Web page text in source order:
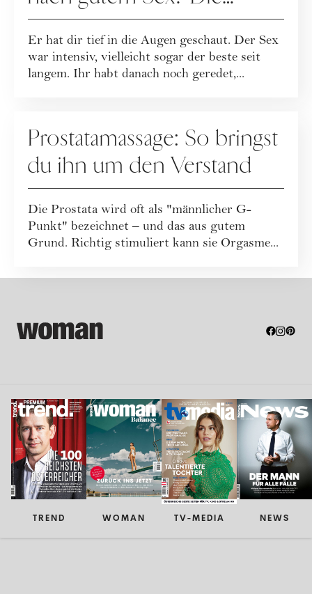
Wahrheit, die wehtut
Er hat dir tief in die Augen geschaut. Der Sex
war intensiv, vielleicht sogar der beste seit
langem. Ihr habt danach noch geredet,...
Prostatamassage: So bringst
du ihn um den Verstand
Die Prostata wird oft als "männlicher G-
Punkt" bezeichnet – und das aus gutem
Grund. Richtig stimuliert kann sie Orgasme...
TREND WOMAN TV-MEDIA NEWS